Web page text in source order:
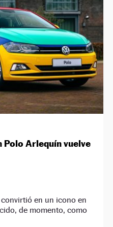
Polo Arlequín vuelve
en un icono en
de momento, como